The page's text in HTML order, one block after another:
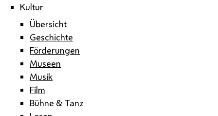
Kultur
Übersicht
Geschichte
Förderungen
Museen
Musik
Film
Bühne & Tanz